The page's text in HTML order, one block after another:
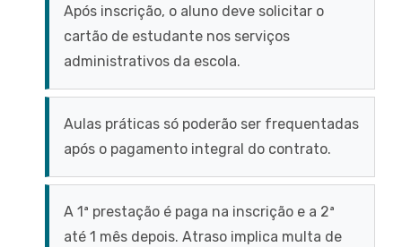
Após inscrição, o aluno deve solicitar o
cartão de estudante nos serviços
administrativos da escola.
Aulas práticas só poderão ser frequentadas
após o pagamento integral do contrato.
A 1ª prestação é paga na inscrição e a 2ª
até 1 mês depois. Atraso implica multa de